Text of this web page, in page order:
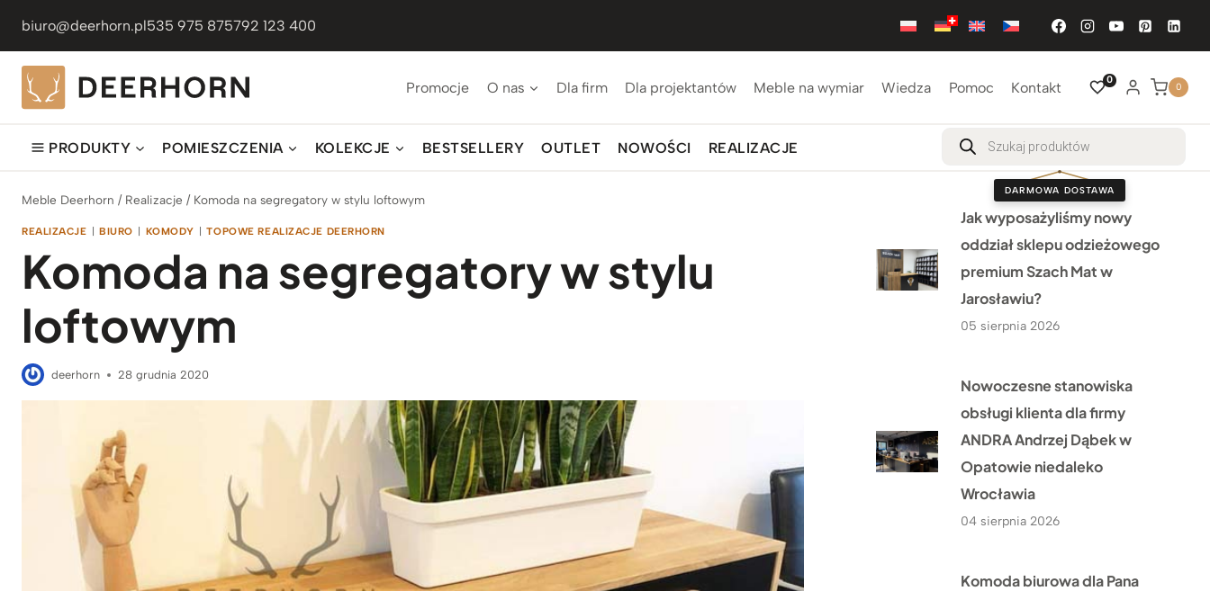
treści
biuro@deerhorn.pl535 975 875792 123 400
Promocje O nas Dla firm Dla projektantów Meble na wymiar Wiedza Pomoc Kontakt 0
0
PRODUKTY POMIESZCZENIA KOLEKCJE BESTSELLERY OUTLET NOWOŚCI REALIZACJE
Wyszukiwarka
produktów
DARMOWA DOSTAWA
Meble Deerhorn / Realizacje / Komoda na segregatory w stylu loftowym
REALIZACJE | BIURO | KOMODY | TOPOWE REALIZACJE DEERHORN
Komoda na segregatory w stylu
loftowym
deerhorn 28 grudnia 2020
Jak wyposażyliśmy nowy
oddział sklepu odzieżowego
premium Szach Mat w
Jarosławiu?
05 sierpnia 2026
Nowoczesne stanowiska
obsługi klienta dla firmy
ANDRA Andrzej Dąbek w
Opatowie niedaleko
Wrocławia
04 sierpnia 2026
Komoda biurowa dla Pana